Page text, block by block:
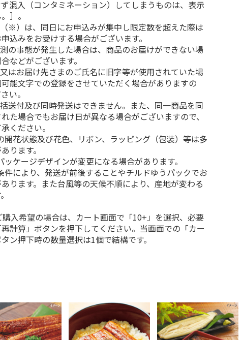
混入（コンタミネーション）してしまうものは、表示
］。
※）は、同日にお申込みが集中し限定数を超えた際は
込みをお受けする場合がございます。
の事態が発生した場合は、商品のお届けができない場
などがございます。
はお届け先さまのご氏名に旧字等が使用されていた場
能文字での登録をさせていただく場合がありますの
い。
送付及び同時発送はできません。また、同一商品を同
た場合でもお届け日が異なる場合がございますので、
ください。
開花状態及び花色、リボン、ラッピング（包装）等は多
ります。
ッケージデザインが変更になる場合があります。
件により、発送が前後することやチルドゆうパックでお
ります。また台風等の天候不順により、産地が変わる
入希望の場合は、カート画面で「10+」を選択、必要
計算」ボタンを押下してください。当画面での「カー
ン押下時の数量選択は1個で結構です。